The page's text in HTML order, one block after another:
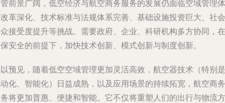
前景广阔，低空经济与航空商务服务的发展仍面临空域管理体
革深化、技术标准与法规体系完善、基础设施投资巨大、社会
接受度提升等挑战。需要政府、企业、科研机构多方协同，在
安全的前提下，加快技术创新、模式创新与制度创新。
预见，随着低空空域管理更加灵活高效，航空器技术（特别是
化、智能化）日益成熟，以及应用场景的持续拓宽，航空商务
将更加普惠、便捷和智能。它不仅将重塑人们的出行与物流方